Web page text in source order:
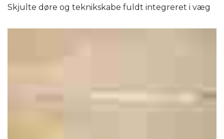
Skjulte døre og teknikskabe fuldt integreret i væg